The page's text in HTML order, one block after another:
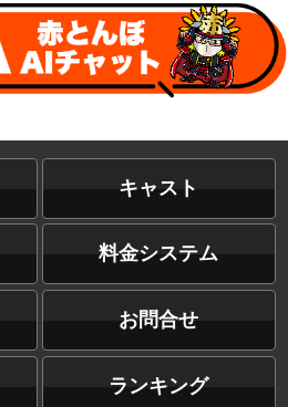
キャスト
料金システム
お問合せ
ランキング